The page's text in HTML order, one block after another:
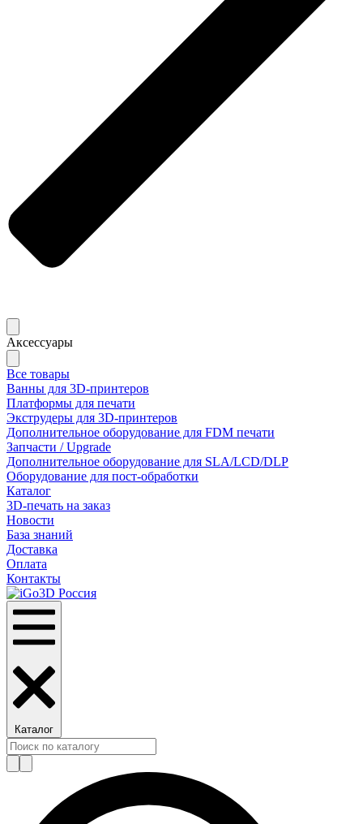
Аксессуары
Все товары
Ванны для 3D-принтеров
Платформы для печати
Экструдеры для 3D-принтеров
Дополнительное оборудование для FDM печати
Запчасти / Upgrade
Дополнительное оборудование для SLA/LCD/DLP
Оборудование для пост-обработки
Каталог
3D-печать на заказ
Новости
База знаний
Доставка
Оплата
Контакты
Каталог